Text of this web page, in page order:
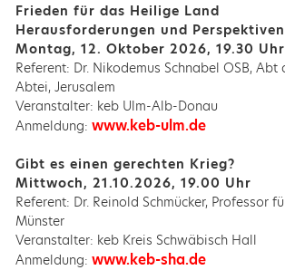
Frieden für das Heilige Land
Herausforderungen und Perspektiven
Montag, 12. Oktober 2026, 19.30 Uhr
Referent: Dr. Nikodemus Schnabel OSB,
Abtei, Jerusalem
Veranstalter: keb Ulm-Alb-Donau
Anmeldung: www.keb-ulm.de
Gibt es einen gerechten Krieg?
Mittwoch, 21.10.2026, 19.00 Uhr
Referent: Dr. Reinold Schmücker, Professor
Münster
Veranstalter: keb Kreis Schwäbisch Hall
Anmeldung: www.keb-sha.de